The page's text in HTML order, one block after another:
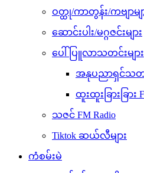
ဝတ္ထု/ကာတွန်း/ကဗျာမျ
ဆောင်းပါး/မဂ္ဂဇင်းများ
ပေါ်ပြူလာသတင်းများ
အနုပညာရှင်သတင်
ထူးထူးခြားခြား
သဇင် FM Radio
Tiktok ဆယ်လီများ
ကံစမ်းမဲ